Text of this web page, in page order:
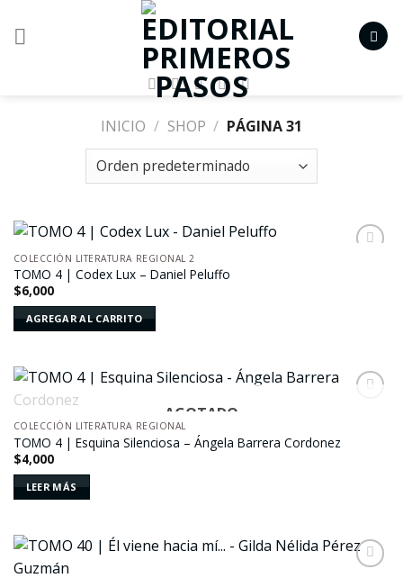
INICIO / SHOP / PÁGINA 31
COLECCIÓN LITERATURA REGIONAL 2
TOMO 4 | Codex Lux – Daniel Peluffo
$6,000
AGREGAR AL CARRITO
AGOTADO
COLECCIÓN LITERATURA REGIONAL
TOMO 4 | Esquina Silenciosa – Ángela Barrera Cordonez
$4,000
LEER MÁS